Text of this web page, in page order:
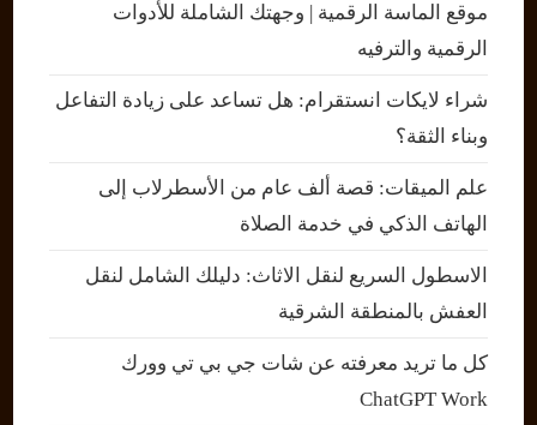
موقع الماسة الرقمية | وجهتك الشاملة للأدوات
الرقمية والترفيه
شراء لايكات انستقرام: هل تساعد على زيادة التفاعل
وبناء الثقة؟
علم الميقات: قصة ألف عام من الأسطرلاب إلى
الهاتف الذكي في خدمة الصلاة
الاسطول السريع لنقل الاثاث: دليلك الشامل لنقل
العفش بالمنطقة الشرقية
كل ما تريد معرفته عن شات جي بي تي وورك
ChatGPT Work